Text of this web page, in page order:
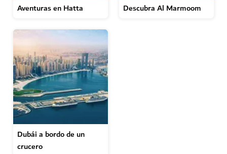
Aventuras en Hatta Descubra Al Marmoom
Dubái a bordo de un
crucero